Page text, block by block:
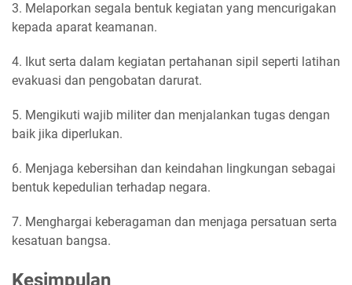
3. Melaporkan segala bentuk kegiatan yang mencurigakan
kepada aparat keamanan.
4. Ikut serta dalam kegiatan pertahanan sipil seperti latihan
evakuasi dan pengobatan darurat.
5. Mengikuti wajib militer dan menjalankan tugas dengan
baik jika diperlukan.
6. Menjaga kebersihan dan keindahan lingkungan sebagai
bentuk kepedulian terhadap negara.
7. Menghargai keberagaman dan menjaga persatuan serta
kesatuan bangsa.
Kesimpulan